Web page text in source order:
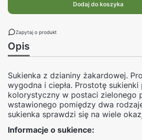
Dodaj do koszyka
Zapytaj o produkt
Opis
Sukienka z dzianiny żakardowej.
wygodna i ciepła. Prostotę sukienki
kolorystyczny w postaci zielonego
wstawionego pomiędzy dwa
sukienka sprawdzi się na wiele
Informacje o sukience: